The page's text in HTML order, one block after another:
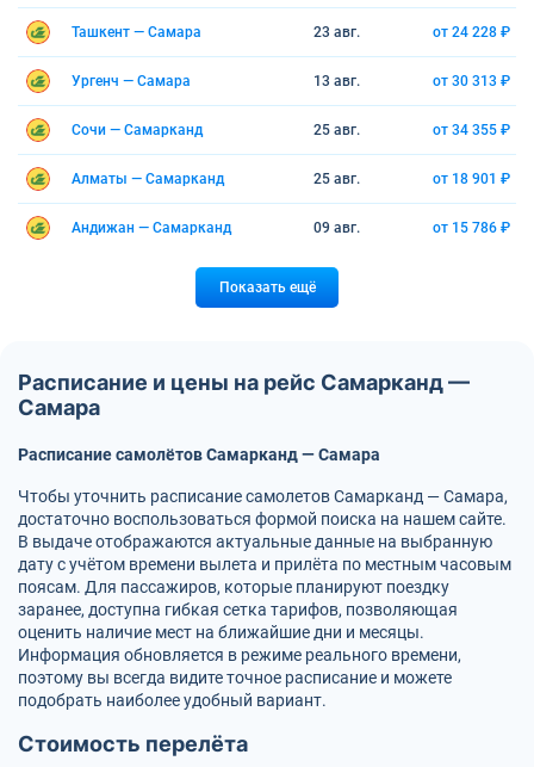
Ташкент — Самара 23 авг. от 24 228 ₽
Ургенч — Самара 13 авг. от 30 313 ₽
Сочи — Самарканд 25 авг. от 34 355 ₽
Алматы — Самарканд 25 авг. от 18 901 ₽
Андижан — Самарканд 09 авг. от 15 786 ₽
Показать ещё
Расписание и цены на рейс Самарканд —
Самара
Расписание самолётов Самарканд — Самара
Чтобы уточнить расписание самолетов Самарканд — Самара,
достаточно воспользоваться формой поиска на нашем сайте.
В выдаче отображаются актуальные данные на выбранную
дату с учётом времени вылета и прилёта по местным часовым
поясам. Для пассажиров, которые планируют поездку
заранее, доступна гибкая сетка тарифов, позволяющая
оценить наличие мест на ближайшие дни и месяцы.
Информация обновляется в режиме реального времени,
поэтому вы всегда видите точное расписание и можете
подобрать наиболее удобный вариант.
Стоимость перелёта